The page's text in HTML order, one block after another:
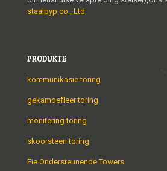
staalpyp co., Ltd
PRODUKTE
kommunikasie toring
gekamoefleer toring
monitering toring
skoorsteen toring
Eie Ondersteunende Towers